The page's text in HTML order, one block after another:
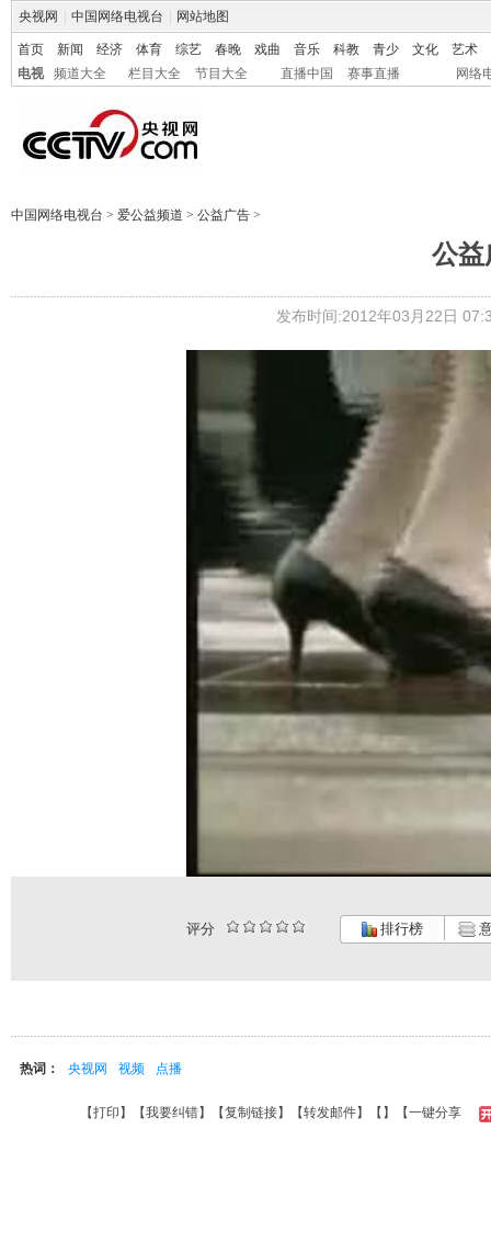
央视网 中国网络电视台 网站地图
首页 新闻 经济 体育 综艺 春晚 戏曲 音乐 科教 青少 文化
艺术
电视
频道大全 栏目大全 节目大全 直播中国 赛事直播 网络
中国网络电视台 > 爱公益频道 > 公益广告 >
公
发布时间:2012年03月22日
评分 排行榜
热词： 央视网 视频 点播
【打印 】【我要纠错】【复制链接】【转发邮件】【 】 【一键分享